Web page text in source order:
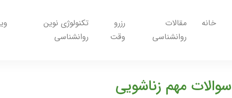
خانه
مقالات
روانشناسی
رزرو
وقت
تکنولوژی نوین
روانشناسی
سوالات مهم زناشویی